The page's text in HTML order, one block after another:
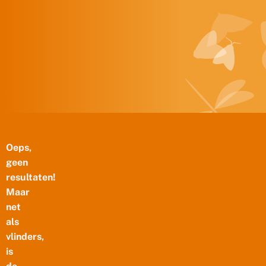
Oeps,
geen
resultaten!
Maar
net
als
vlinders,
is